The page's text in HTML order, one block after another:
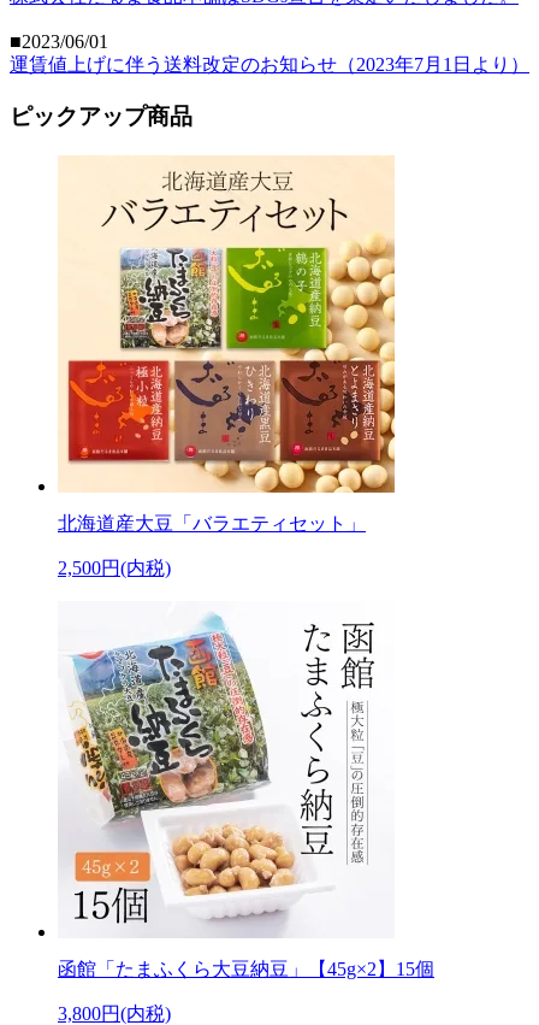
■2023/06/01
運賃値上げに伴う送料改定のお知らせ（2023年7月1日より）
ピックアップ商品
北海道産大豆「バラエティセット」
2,500円(内税)
函館「たまふくら大豆納豆」【45g×2】15個
3,800円(内税)